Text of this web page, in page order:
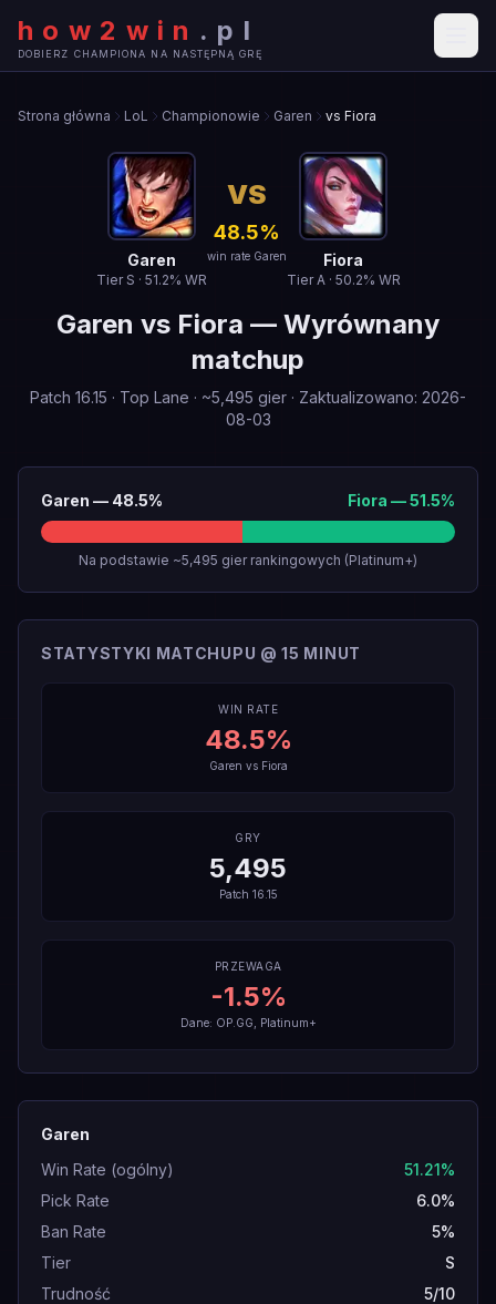
how2win . pl
DOBIERZ CHAMPIONA NA NASTĘPNĄ GRĘ
Strona główna LoL Championowie Garen vs Fiora
Garen
Tier S · 51.2% WR
VS
48.5%
win rate Garen Fiora
TierA· 50.2% WR
Garen vs Fiora — Wyrównany
matchup
Patch 16.15 · Top Lane · ~5,495 gier · Zaktualizowano: 2026-
08-03
Garen — 48.5% Fiora —51.5%
Na podstawie ~5,495 gier rankingowych (Platinum+)
STATYSTYKI MATCHUPU @ 15 MINUT
WIN RATE
48.5%
Garen vs Fiora
GRY
5,495
Patch 16.15
PRZEWAGA
-1.5%
Dane: OP.GG, Platinum+
Garen
Win Rate (ogólny)
51.21%
Pick Rate
6.0%
Ban Rate
5%
Tier
S
Trudność
5/10